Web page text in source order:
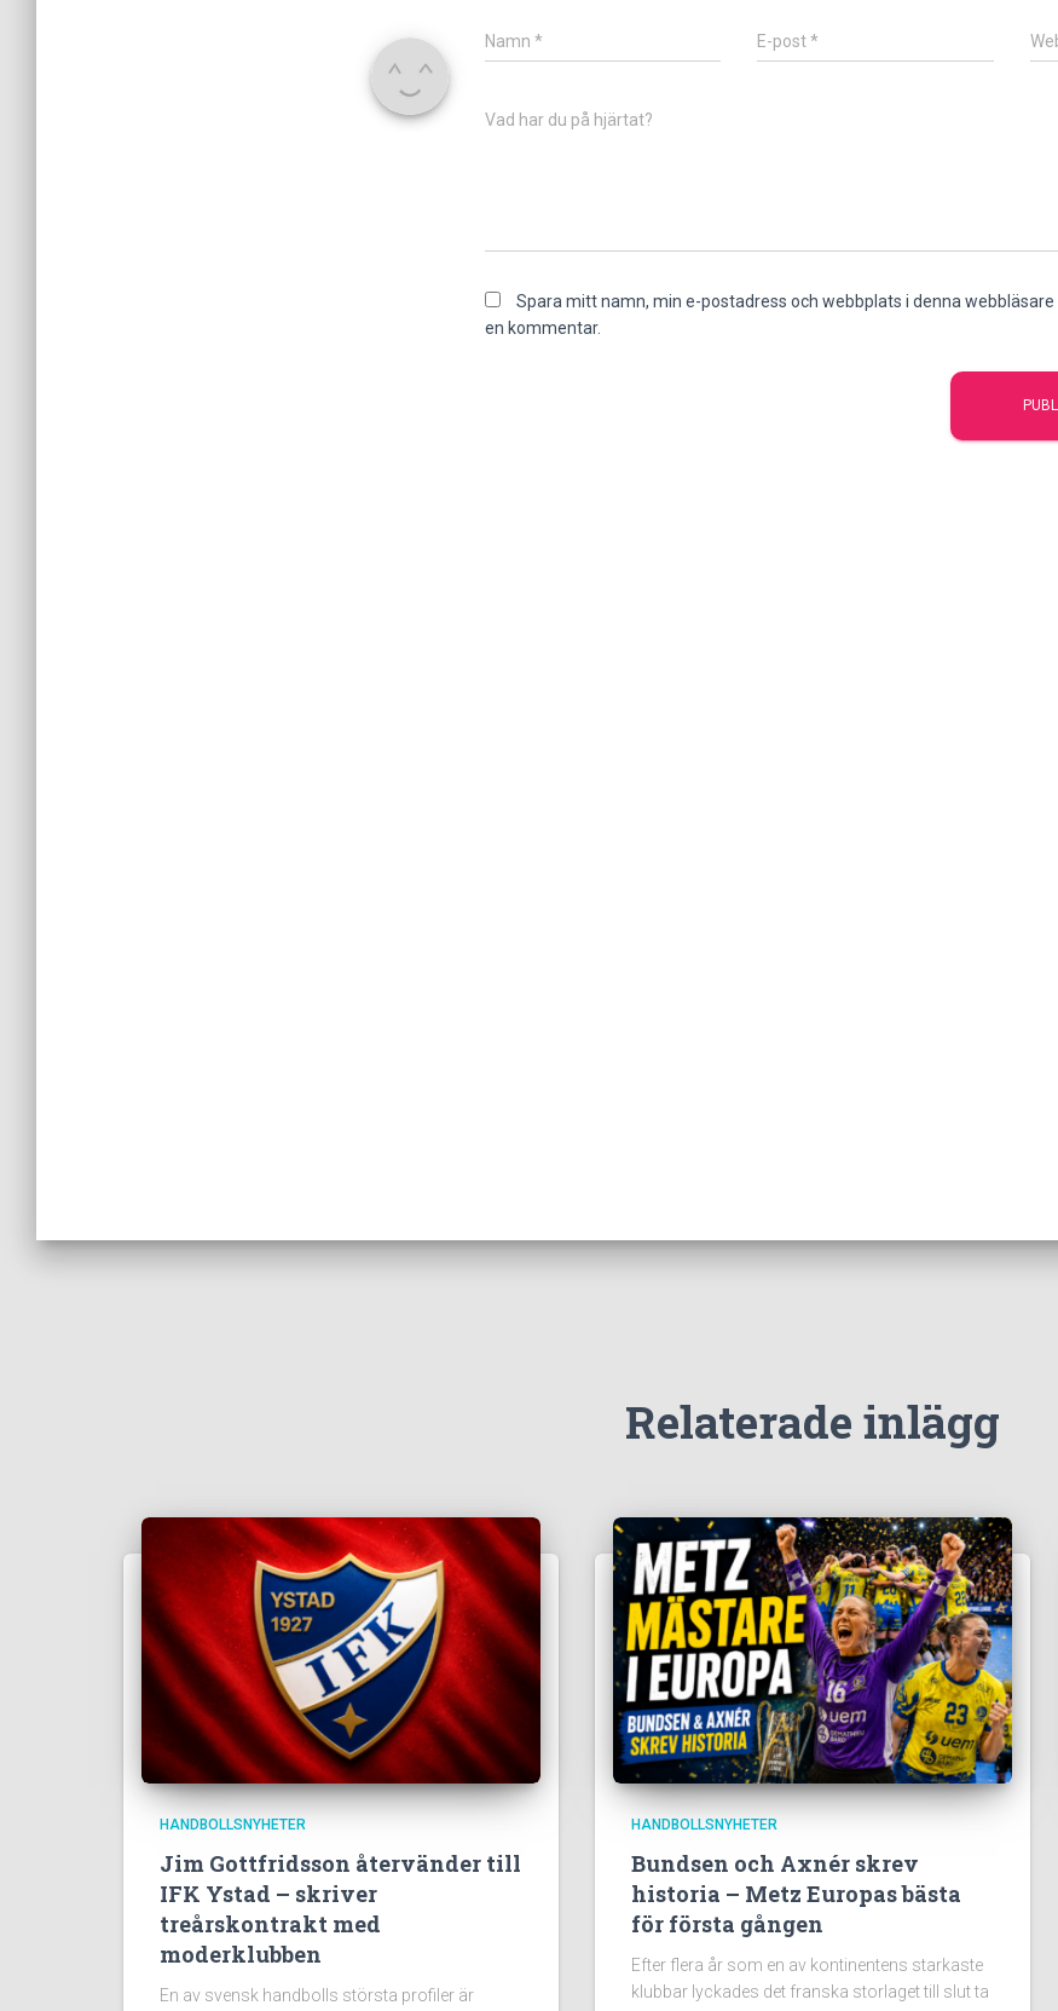
Namn * E-post*
Vad har du på hjärtat?
Spara mitt namn, min e-postadress och webbplats i denna
en kommentar.
Relaterade inlägg
HANDBOLLSNYHETER
Jim Gottfridsson återvänder till
IFK Ystad – skriver
treårskontrakt med
moderklubben
En av svensk handbolls största profiler är
HANDBOLLSNYHETER
Bundsen och Axnér skrev
historia – Metz Europas bästa
för första gången
Efter flera år som en av kontinentens starkaste
klubbar lyckades det franska storlaget till slut ta